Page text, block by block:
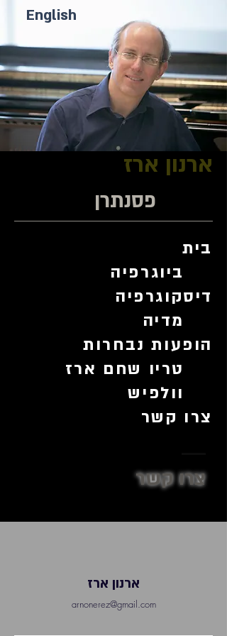
צרו קשר
ארנון ארז
arnonerez@gmail.com
English
ארנון ארז
פסנתרן
בית
ביוגרפיה
דיסקוגרפיה
מדיה
הופעות נבחרות
טריו שחם ארז
וולפיש
צרו קשר